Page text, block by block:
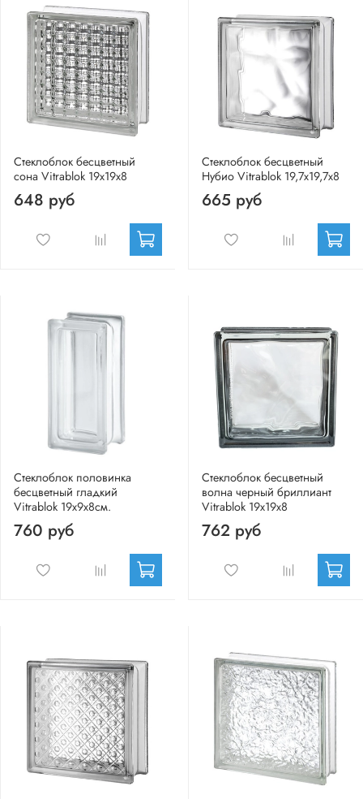
Стеклоблок бесцветный
сона Vitrablok 19х19х8
648 руб
Стеклоблок бесцветный
Нубио Vitrablok 19,7x19,7x8
665 руб
Стеклоблок половинка
бесцветный гладкий
Vitrablok 19х9х8см.
760 руб
Стеклоблок бесцветный
волна черный бриллиант
Vitrablok 19х19х8
762 руб